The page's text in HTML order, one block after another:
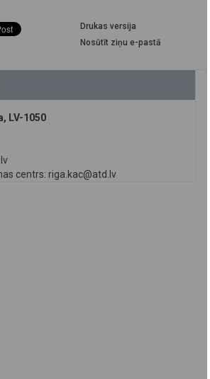
Drukas versija
Nosūtīt ziņu e-pastā
LV-1050
centrs: riga.kac@atd.lv